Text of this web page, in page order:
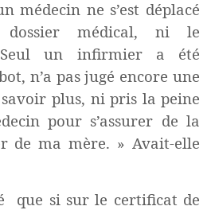
médecin ne s’est déplacé
médical, ni le
un infirmier a été
n’a pas jugé encore une
savoir plus, ni pris la peine
pour s’assurer de la
de ma mère. » Avait-elle
que si sur le certificat de